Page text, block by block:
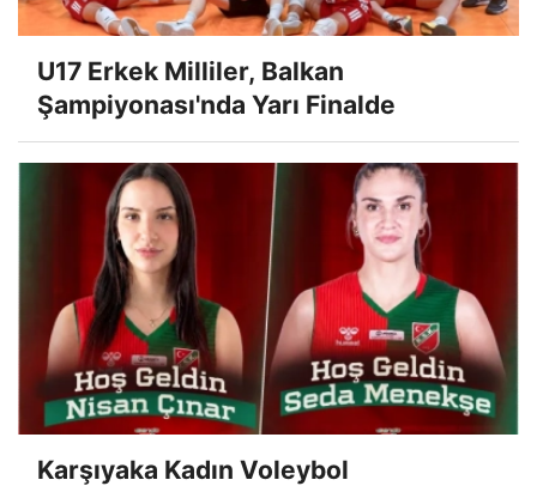
U17 Erkek Milliler, Balkan
Şampiyonası'nda Yarı Finalde
Karşıyaka Kadın Voleybol